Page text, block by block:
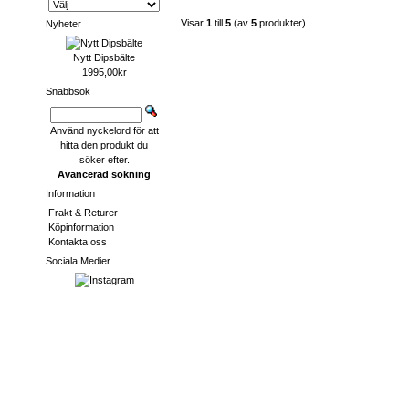
Visar1 till5 (av5 produkter)
Nyheter
Nytt Dipsbälte
1995,00kr
Snabbsök
Använd nyckelord för att
hitta den produkt du
söker efter.
Avancerad sökning
Information
Frakt & Returer
Köpinformation
Kontakta oss
Sociala Medier